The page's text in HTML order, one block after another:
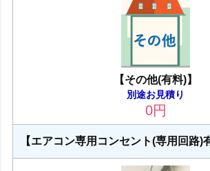
【その他(有料)】
別途お見積り
0円
【エアコン専用コンセント(専用回路)